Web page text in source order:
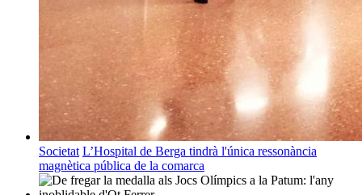
Societat L’Hospital de Berga tindrà l'única ressonància
magnètica pública de la comarca